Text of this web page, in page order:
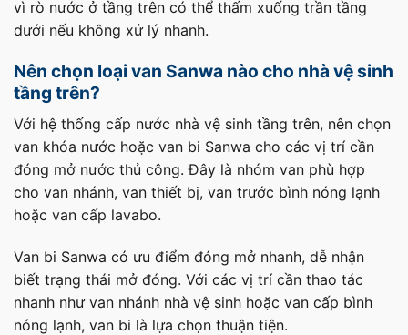
vì rò nước ở tầng trên có thể thấm xuống trần tầng
dưới nếu không xử lý nhanh.
Nên chọn loại van Sanwa nào cho nhà vệ sinh
tầng trên?
Với hệ thống cấp nước nhà vệ sinh tầng trên, nên chọn
van khóa nước hoặc van bi Sanwa cho các vị trí cần
đóng mở nước thủ công. Đây là nhóm van phù hợp
cho van nhánh, van thiết bị, van trước bình nóng lạnh
hoặc van cấp lavabo.
Van bi Sanwa có ưu điểm đóng mở nhanh, dễ nhận
biết trạng thái mở đóng. Với các vị trí cần thao tác
nhanh như van nhánh nhà vệ sinh hoặc van cấp bình
nóng lạnh, van bi là lựa chọn thuận tiện.